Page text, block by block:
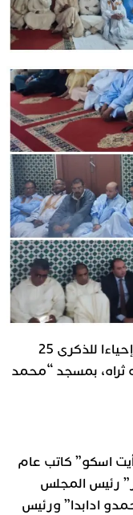
تم ليلة أمس الأربعاء تنظيم حفلا دينيا إحياءا للذكرى 25
ثراه، بمسجد “محمد
اسكو” كاتب عام
رئيس المجلس
ادابدا” ورئيس